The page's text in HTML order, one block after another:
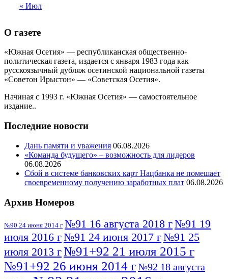
« Июл
О газете
«Южная Осетия» — республиканская общественно-
политическая газета, издается с января 1983 года как
русскоязычный дубляж осетинской национальной газеты
«Советон Ирыстон» — «Советская Осетия».
Начиная с 1993 г. «Южная Осетия» — самостоятельное
издание..
Последние новости
Дань памяти и уважения 06.08.2026
«Команда будущего» – возможность для лидеров
06.08.2026
Сбой в системе банковских карт Нацбанка не помешает
своевременному получению заработных плат 06.08.2026
Архив Номеров
№90 24 июня 2014 г №91 16 августа 2018 г№91 19
июля 2016 г№91 24 июня 2017 г№91 25
июля 2013 г№91+92 21 июля 2015 г
№91+92 26 июня 2014 г№92 18 августа